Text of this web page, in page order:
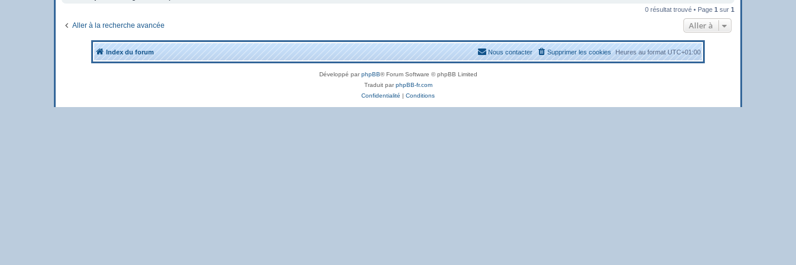
0 résultat trouvé • Page 1 sur 1
Aller à la recherche avancée Aller à
Index du forum Heures au formatUTC+01:00
Supprimer les cookies
Nous contacter
Développé parphpBB® Forum Software © phpBB Limited
Traduit parphpBB-fr.com
Confidentialité | Conditions